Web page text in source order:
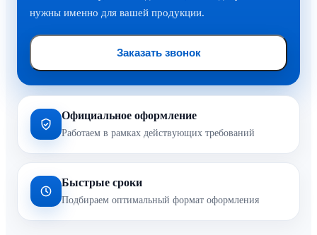
нужны именно для вашей продукции.
Заказать звонок
Официальное оформление
Работаем в рамках действующих требований
Быстрые сроки
Подбираем оптимальный формат оформления